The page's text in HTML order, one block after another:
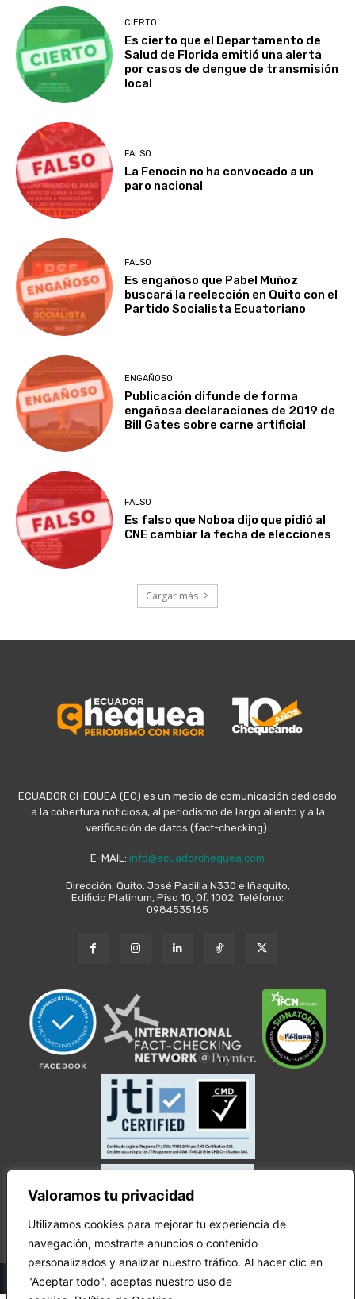
Valoramos tu privacidad
Utilizamos cookies para mejorar tu experiencia de
navegación, mostrarte anuncios o contenido
personalizados y analizar nuestro tráfico. Al hacer clic en
"Aceptar todo", aceptas nuestro uso de
CIERTO
Es cierto que el Departamento de
Salud de Florida emitió una alerta
por casos de dengue de transmisión
local
FALSO
La Fenocin no ha convocado a un
paro nacional
FALSO
Es engañoso que Pabel Muñoz
buscará la reelección en Quito con el
Partido Socialista Ecuatoriano
ENGAÑOSO
Publicación difunde de forma
engañosa declaraciones de 2019 de
Bill Gates sobre carne artificial
FALSO
Es falso que Noboa dijo que pidió al
CNE cambiar la fecha de elecciones
Cargar más
ECUADOR CHEQUEA (EC) es un medio de comunicación dedicado
a la cobertura noticiosa, al periodismo de largo aliento y a la
verificación de datos (fact-checking).
E-MAIL: info@ecuadorchequea.com
Dirección: Quito: José Padilla N330 e Iñaquito,
Edificio Platinum, Piso 10, Of. 1002. Teléfono:
0984535165
© Copyright Ecuador Chequea 2025.